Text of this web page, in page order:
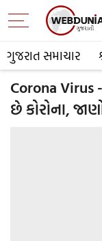
ગુજરાત સમાચાર
Corona Virus
છે કોરોના,